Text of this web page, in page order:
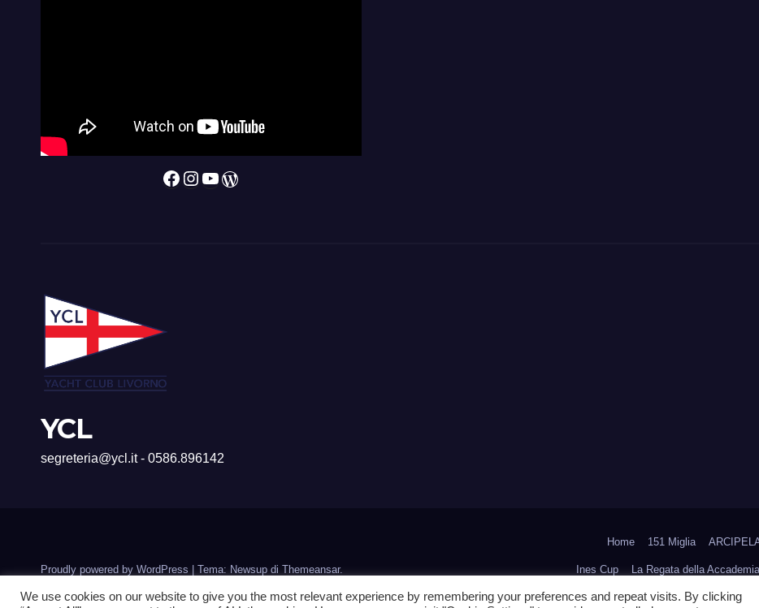
Facebook Instagram YouTube WordPress
YCL
segreteria@ycl.it - 0586.896142
Proudly powered by WordPress Tema: Newsup di Themeansar.
Home 151 Miglia
Ines Cup La Regata della
We use cookies on our website to give you the most relevant experience by remembering your preferences and repeat visits. By clicking